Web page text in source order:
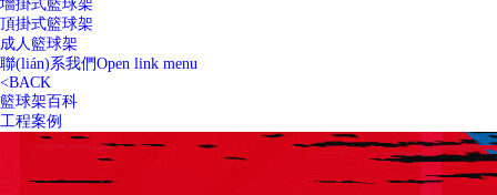
墻掛式籃球架
頂掛式籃球架
成人籃球架
聯(lián)系我們Open link menu
<BACK
籃球架百科
工程案例